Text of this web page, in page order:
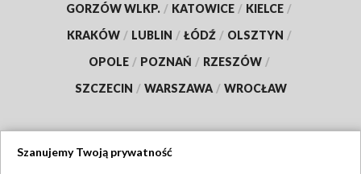
GORZÓW WLKP. / KATOWICE / KIELCE /
KRAKÓW / LUBLIN / ŁÓDŹ / OLSZTYN /
OPOLE / POZNAŃ / RZESZÓW /
SZCZECIN / WARSZAWA / WROCŁAW
Szanujemy Twoją prywatność